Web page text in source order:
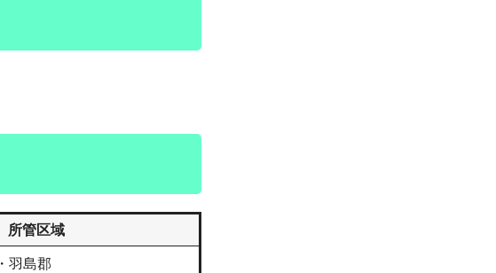
所管区域
羽島郡